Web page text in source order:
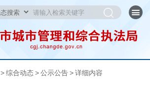
> 综合动态 > 公示公告 > 详细内容